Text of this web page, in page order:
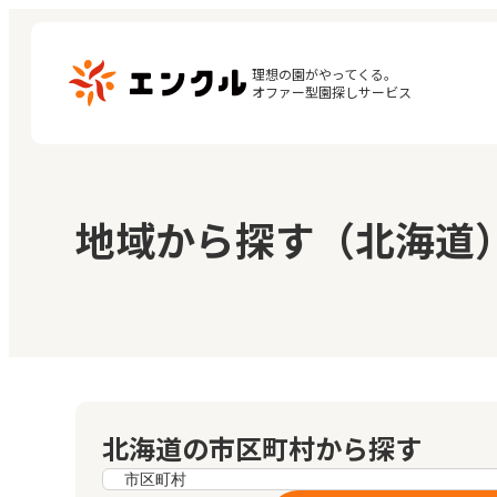
理想の園がやってくる。
オファー型園探しサービス
保育園・幼稚園を探す
地図から探す
閲
お
地域から探す（北海道）
北海道の市区町村から探す